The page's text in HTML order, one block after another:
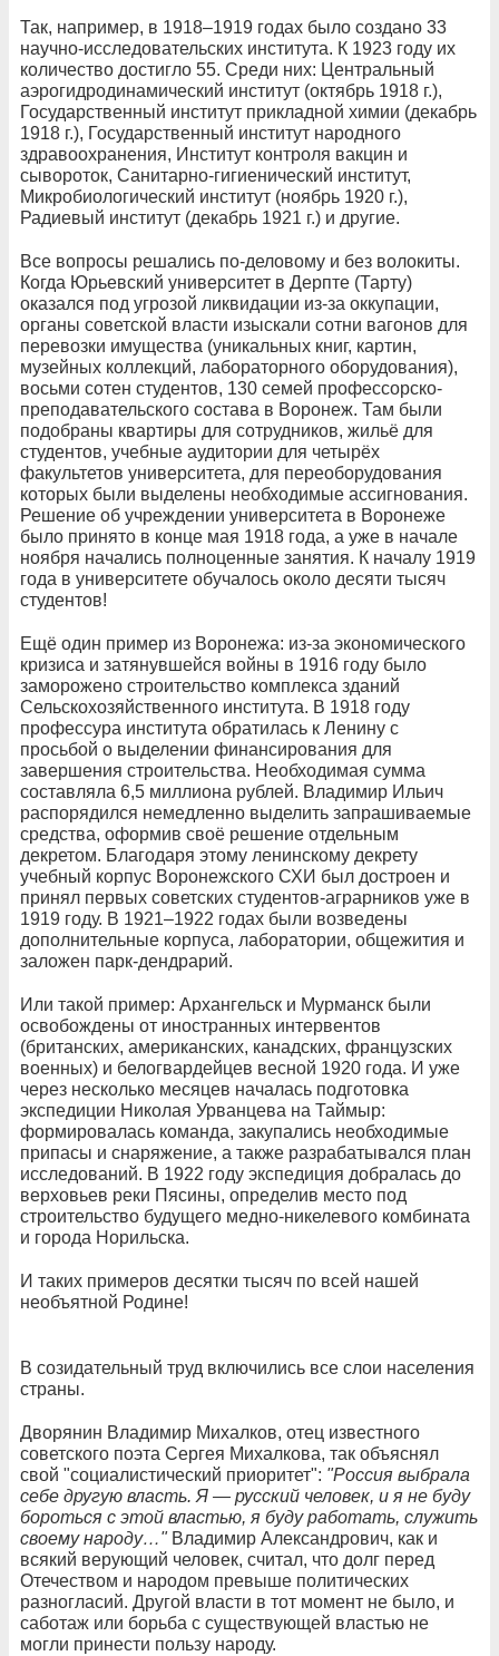
Так, например, в 1918–1919 годах было создано 33
научно-исследовательских института. К 1923 году их
количество достигло 55. Среди них: Центральный
аэрогидродинамический институт (октябрь 1918 г.),
Государственный институт прикладной химии (декабрь
1918 г.), Государственный институт народного
здравоохранения, Институт контроля вакцин и
сывороток, Санитарно-гигиенический институт,
Микробиологический институт (ноябрь 1920 г.),
Радиевый институт (декабрь 1921 г.) и другие.
Все вопросы решались по-деловому и без волокиты.
Когда Юрьевский университет в Дерпте (Тарту)
оказался под угрозой ликвидации из-за оккупации,
органы советской власти изыскали сотни вагонов для
перевозки имущества (уникальных книг, картин,
музейных коллекций, лабораторного оборудования),
восьми сотен студентов, 130 семей профессорско-
преподавательского состава в Воронеж. Там были
подобраны квартиры для сотрудников, жильё для
студентов, учебные аудитории для четырёх
факультетов университета, для переоборудования
которых были выделены необходимые ассигнования.
Решение об учреждении университета в Воронеже
было принято в конце мая 1918 года, а уже в начале
ноября начались полноценные занятия. К началу 1919
года в университете обучалось около десяти тысяч
студентов!
Ещё один пример из Воронежа: из-за экономического
кризиса и затянувшейся войны в 1916 году было
заморожено строительство комплекса зданий
Сельскохозяйственного института. В 1918 году
профессура института обратилась к Ленину с
просьбой о выделении финансирования для
завершения строительства. Необходимая сумма
составляла 6,5 миллиона рублей. Владимир Ильич
распорядился немедленно выделить запрашиваемые
средства, оформив своё решение отдельным
декретом. Благодаря этому ленинскому декрету
учебный корпус Воронежского СХИ был достроен и
принял первых советских студентов-аграрников уже в
1919 году. В 1921–1922 годах были возведены
дополнительные корпуса, лаборатории, общежития и
заложен парк-дендрарий.
Или такой пример: Архангельск и Мурманск были
освобождены от иностранных интервентов
(британских, американских, канадских, французских
военных) и белогвардейцев весной 1920 года. И уже
через несколько месяцев началась подготовка
экспедиции Николая Урванцева на Таймыр:
формировалась команда, закупались необходимые
припасы и снаряжение, а также разрабатывался план
исследований. В 1922 году экспедиция добралась до
верховьев реки Пясины, определив место под
строительство будущего медно-никелевого комбината
и города Норильска.
И таких примеров десятки тысяч по всей нашей
необъятной Родине!
В созидательный труд включились все слои населения
страны.
Дворянин Владимир Михалков, отец известного
советского поэта Сергея Михалкова, так объяснял
свой "социалистический приоритет": "Россия выбрала
себе другую власть. Я — русский человек, и я не буду
бороться с этой властью, я буду работать, служить
своему народу…"Владимир Александрович, как и
всякий верующий человек, считал, что долг перед
Отечеством и народом превыше политических
разногласий. Другой власти в тот момент не было, и
саботаж или борьба с существующей властью не
могли принести пользу народу.